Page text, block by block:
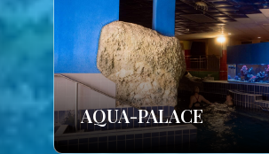
AQUA-PALACE